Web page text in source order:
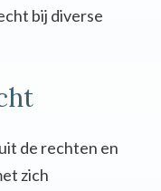
bij diverse
de rechten en
zich